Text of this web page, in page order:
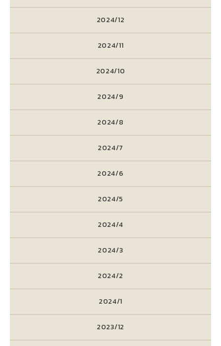
2024/12
2024/11
2024/10
2024/9
2024/8
2024/7
2024/6
2024/5
2024/4
2024/3
2024/2
2024/1
2023/12